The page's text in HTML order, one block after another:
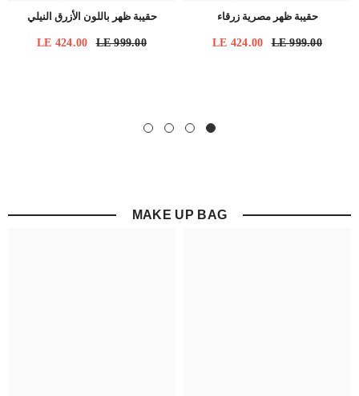
حقيبة ظهر مصرية زرقاء
LE 999.00
LE 424.00
حقيبة ظهر باللون الأزرق النيلي
LE 999.00
LE 424.00
MAKE UP BAG